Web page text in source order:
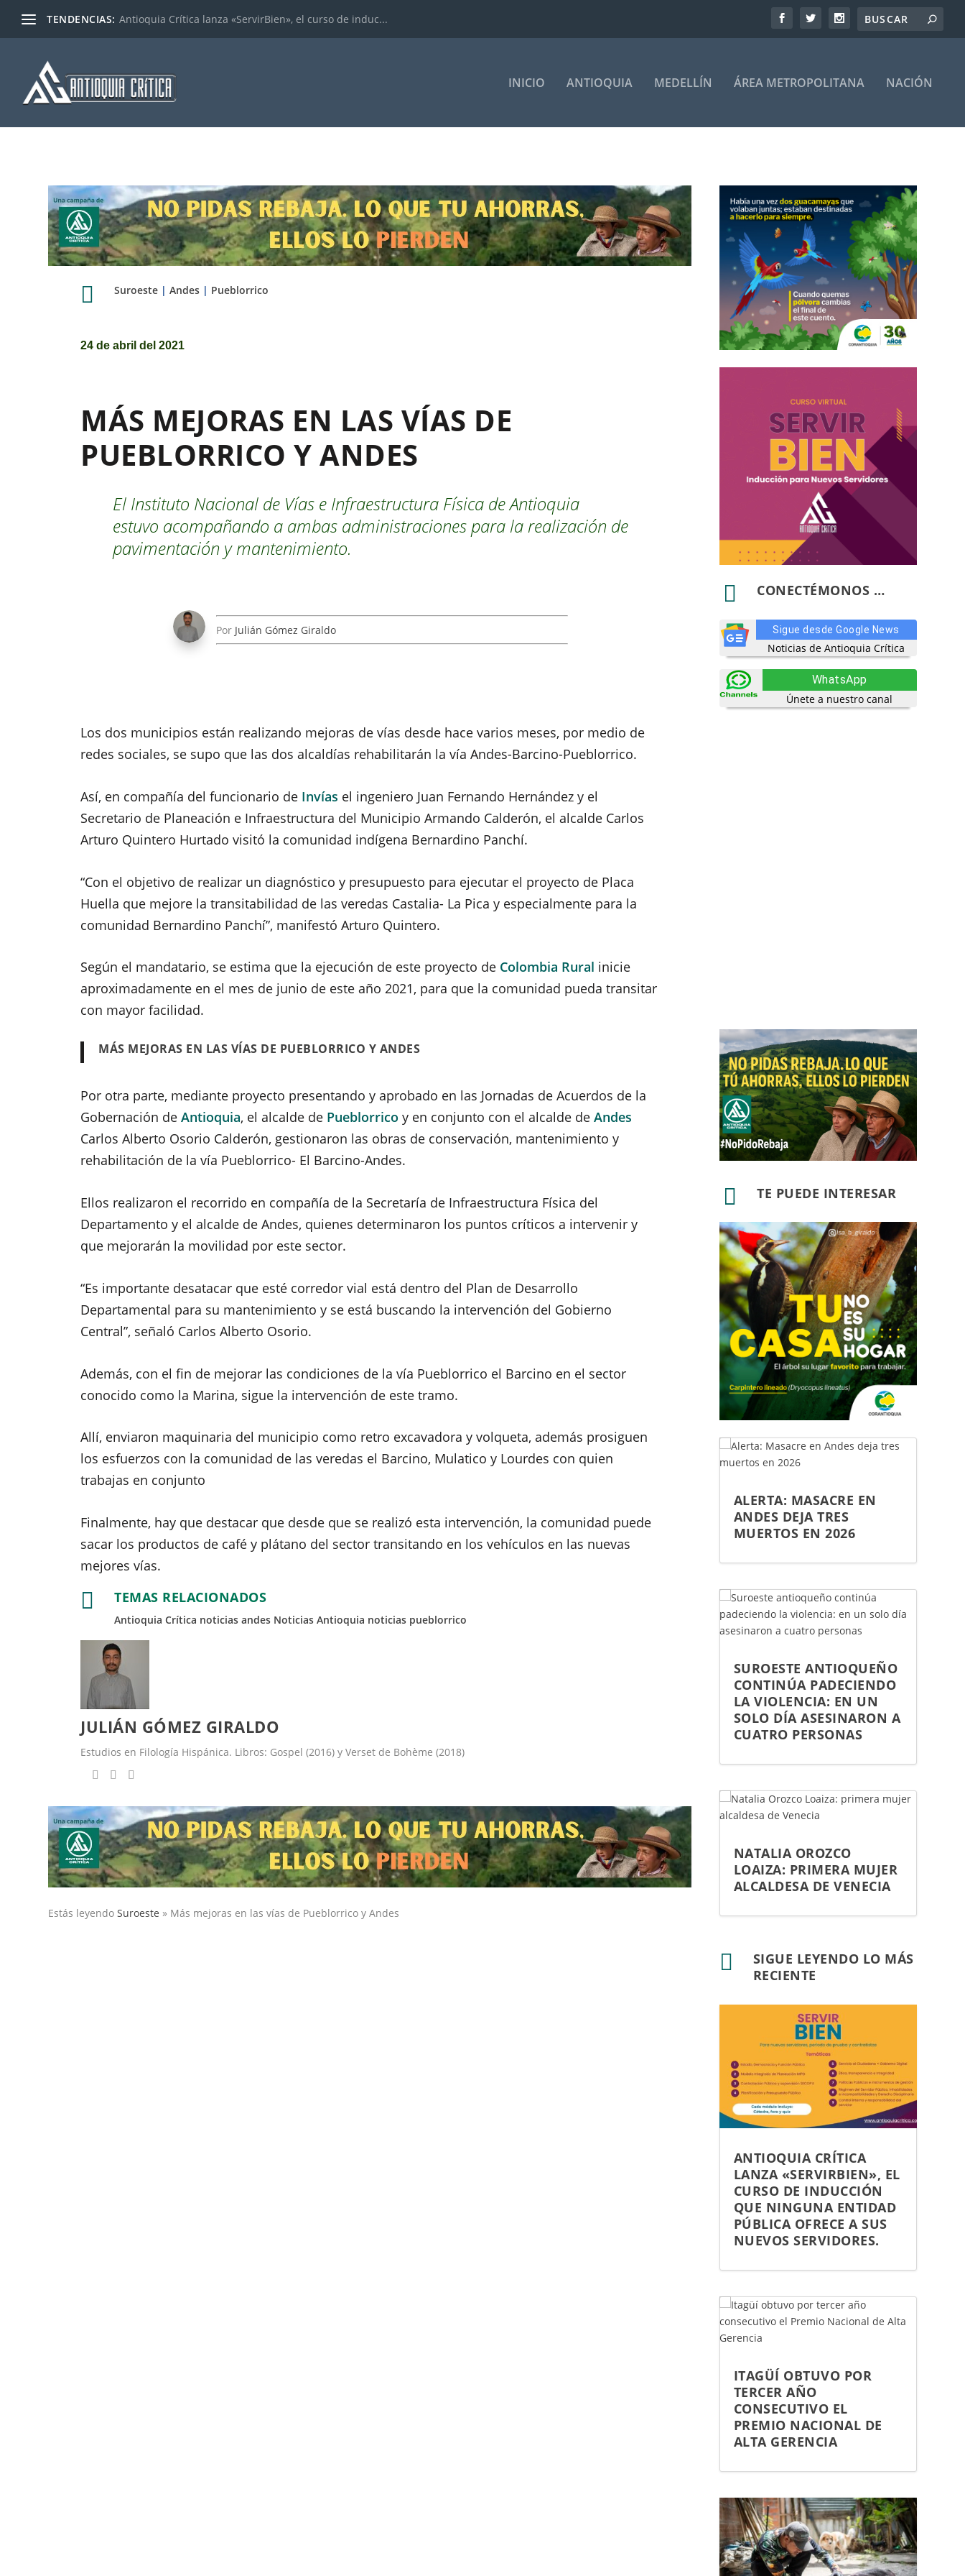
TENDENCIAS: Antioquia Crítica lanza «ServirBien», el curso de induc...
INICIO ANTIOQUIA MEDELLÍN ÁREA METROPOLITANA NACIÓN
 Suroeste |Andes | Pueblorrico
24 de abril del 2021
MÁS MEJORAS EN LAS VÍAS DE
PUEBLORRICO Y ANDES
El Instituto Nacional de Vías e Infraestructura Física de Antioquia
estuvo acompañando a ambas administraciones para la realización de
pavimentación y mantenimiento.
Por Julián Gómez Giraldo
Los dos municipios están realizando mejoras de vías desde hace varios meses, por medio de
redes sociales, se supo que las dos alcaldías rehabilitarán la vía Andes-Barcino-Pueblorrico.
Así, en compañía del funcionario de Invías el ingeniero Juan Fernando Hernández y el
Secretario de Planeación e Infraestructura del Municipio Armando Calderón, el alcalde Carlos
Arturo Quintero Hurtado visitó la comunidad indígena Bernardino Panchí.
“Con el objetivo de realizar un diagnóstico y presupuesto para ejecutar el proyecto de Placa
Huella que mejore la transitabilidad de las veredas Castalia- La Pica y especialmente para la
comunidad Bernardino Panchí”, manifestó Arturo Quintero.
Según el mandatario, se estima que la ejecución de este proyecto de Colombia Rural inicie
aproximadamente en el mes de junio de este año 2021, para que la comunidad pueda transitar
con mayor facilidad.
MÁS MEJORAS EN LAS VÍAS DE PUEBLORRICO Y ANDES
Por otra parte, mediante proyecto presentando y aprobado en las Jornadas de Acuerdos de la
Gobernación deAntioquia, el alcalde de Pueblorrico y en conjunto con el alcalde deAndes
Carlos Alberto Osorio Calderón, gestionaron las obras de conservación, mantenimiento y
rehabilitación de la vía Pueblorrico- El Barcino-Andes.
Ellos realizaron el recorrido en compañía de la Secretaría de Infraestructura Física del
Departamento y el alcalde de Andes, quienes determinaron los puntos críticos a intervenir y
que mejorarán la movilidad por este sector.
“Es importante desatacar que esté corredor vial está dentro del Plan de Desarrollo
Departamental para su mantenimiento y se está buscando la intervención del Gobierno
Central”, señaló Carlos Alberto Osorio.
Además, con el fin de mejorar las condiciones de la vía Pueblorrico el Barcino en el sector
conocido como la Marina, sigue la intervención de este tramo.
Allí, enviaron maquinaria del municipio como retro excavadora y volqueta, además prosiguen
los esfuerzos con la comunidad de las veredas el Barcino, Mulatico y Lourdes con quien
trabajas en conjunto
Finalmente, hay que destacar que desde que se realizó esta intervención, la comunidad puede
sacar los productos de café y plátano del sector transitando en los vehículos en las nuevas
mejores vías.
 TEMAS RELACIONADOS
Antioquia Crítica noticias andes Noticias Antioquia noticias pueblorrico
JULIÁN GÓMEZ GIRALDO
Estudios en Filología Hispánica. Libros: Gospel (2016) y Verset de Bohème (2018)
Estás leyendo Suroeste » Más mejoras en las vías de Pueblorrico y Andes
 CONECTÉMONOS …
Sigue desde Google News
Noticias de Antioquia Crítica
WhatsApp
Únete a nuestro canal
 TE PUEDE INTERESAR
ALERTA: MASACRE EN
ANDES DEJA TRES
MUERTOS EN 2026
SUROESTE ANTIOQUEÑO
CONTINÚA PADECIENDO
LA VIOLENCIA: EN UN
SOLO DÍA ASESINARON A
CUATRO PERSONAS
NATALIA OROZCO
LOAIZA: PRIMERA MUJER
ALCALDESA DE VENECIA

SIGUE LEYENDO LO MÁS
RECIENTE
ANTIOQUIA CRÍTICA
LANZA «SERVIRBIEN», EL
CURSO DE INDUCCIÓN
QUE NINGUNA ENTIDAD
PÚBLICA OFRECE A SUS
NUEVOS SERVIDORES.
ITAGÜÍ OBTUVO POR
TERCER AÑO
CONSECUTIVO EL
PREMIO NACIONAL DE
ALTA GERENCIA